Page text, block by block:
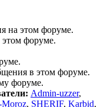
на этом форуме.
форуме.
в этом форуме.
форуме.
Admin-uzzer,
Moroz, SHERIF, Karbid,